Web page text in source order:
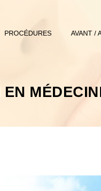
PROCÉDURES AVANT /